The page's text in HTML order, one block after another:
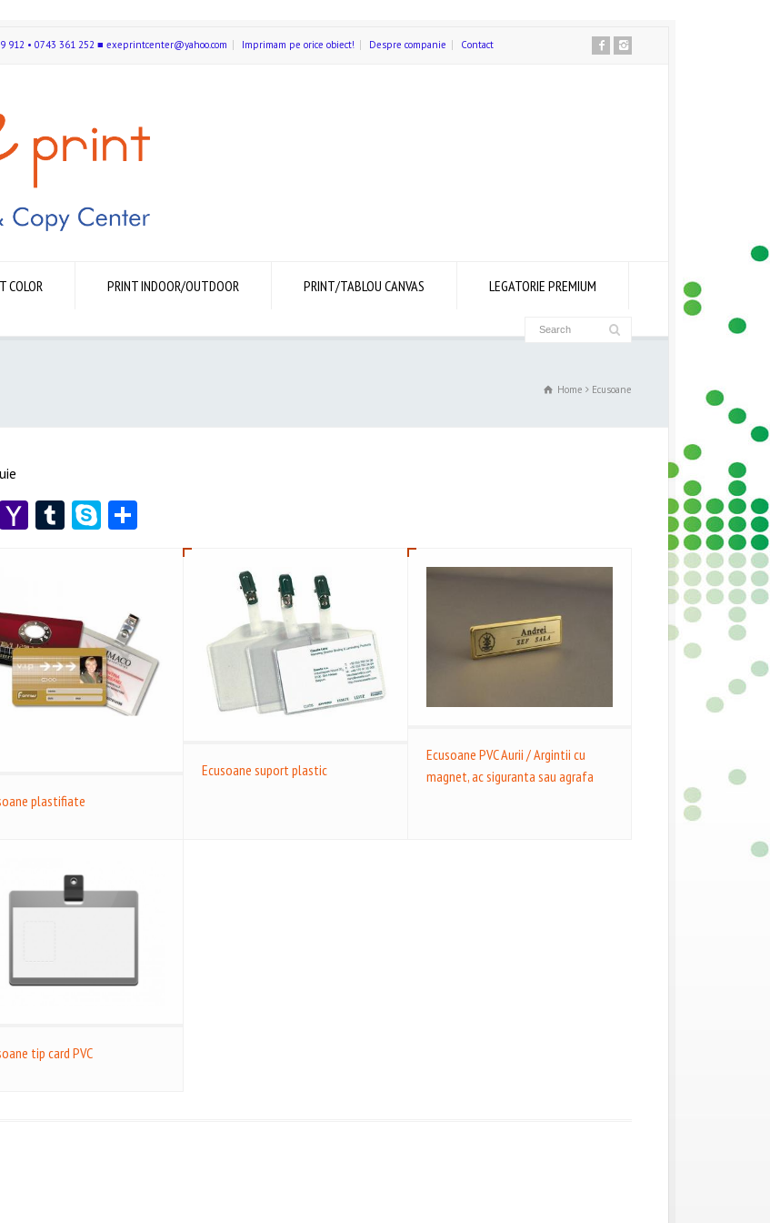
912 • 0743 361 252 ■ exeprintcenter@yahoo.com Imprimam pe orice obiect! Despre companie Contact
COLOR PRINT INDOOR/OUTDOOR PRINT/TABLOU CANVAS LEGATORIE PREMIUM
Home Ecusoane
Facebook
YahooTumblr
Skype
plastifiate
Ecusoane suport plastic
Ecusoane PVC Aurii / Argintii cu
magnet, ac siguranta sau agrafa
tip card PVC